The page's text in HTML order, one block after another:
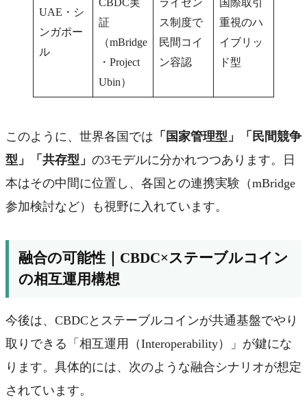
UAE・シ
ンガポー
ル
証
（mBridge
・Project
Ubin）
ス制度で
民間コイ
ン容認
重視のハ
イブリッ
ド型
このように、世界各国では 「国家管理型」「民間競争
型」「共存型」 の3モデルに分かれつつあります。日
本はその中間に位置し、各国との連携実験（mBridge
参加検討など）も視野に入れています。
融合の可能性｜CBDC×ステーブルコイン
の相互運用構想
今後は、CBDCとステーブルコインが共通基盤でやり
取りできる「相互運用（Interoperability）」が鍵にな
ります。具体的には、次のような融合シナリオが想定
されています。